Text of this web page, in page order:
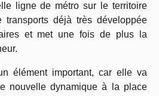
ligne de métro sur le territoire
transports déjà très développée
et met une fois de plus la
élément important, car elle va
nouvelle dynamique à la place